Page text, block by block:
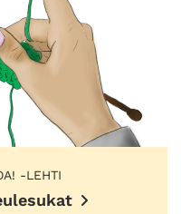
-LEHTI